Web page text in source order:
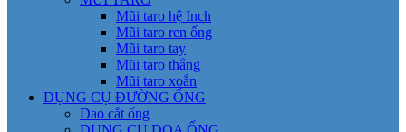
Mũi taro hệ Inch
Mũi taro ren ống
Mũi taro tay
Mũi taro thẳng
Mũi taro xoắn
DỤNG CỤ ĐƯỜNG ỐNG
Dao cắt ống